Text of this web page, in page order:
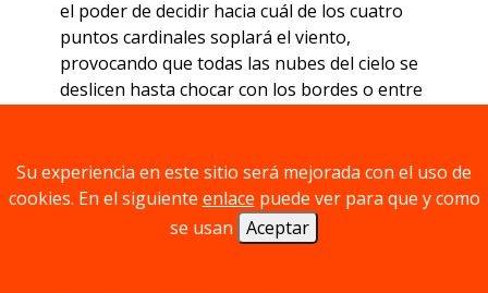
el poder de decidir hacia cuál de los cuatro
puntos cardinales soplará el viento,
provocando que todas las nubes del cielo se
deslicen hasta chocar con los bordes o entre
El objetivo es la combinación: dos nubes
pequeñas forman una mediana, y dos
Su experiencia en este sitio será mejorada con el uso de
cookies. En el siguiente enlace puede ver para que y como
se usan Aceptar